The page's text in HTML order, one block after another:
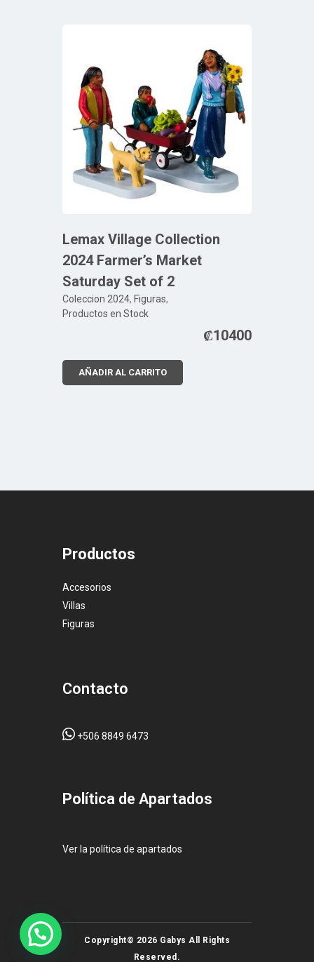
Lemax Village Collection
2024 Farmer’s Market
Saturday Set of 2
Coleccion 2024, Figuras,
Productos en Stock
₡10400
AÑADIR AL CARRITO
Productos
Accesorios
Villas
Figuras
Contacto
+506 8849 6473
Pol ítica de Apartados
Ver la política de apartados
Copyright© 2026 Gabys All Rights
Reserved.